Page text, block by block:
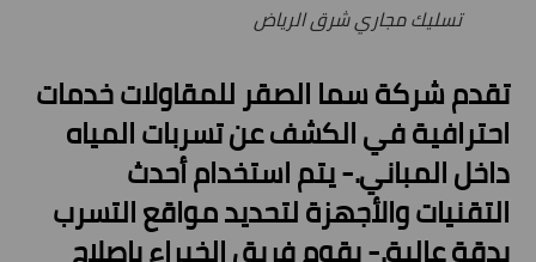
تسليك مجاري شرق الرياض
تقدم شركة سما الصقر للمقاولات خدمات
احترافية في الكشف عن تسربات المياه
داخل المباني.- يتم استخدام أحدث
التقنيات والأجهزة لتحديد مواقع التسرب